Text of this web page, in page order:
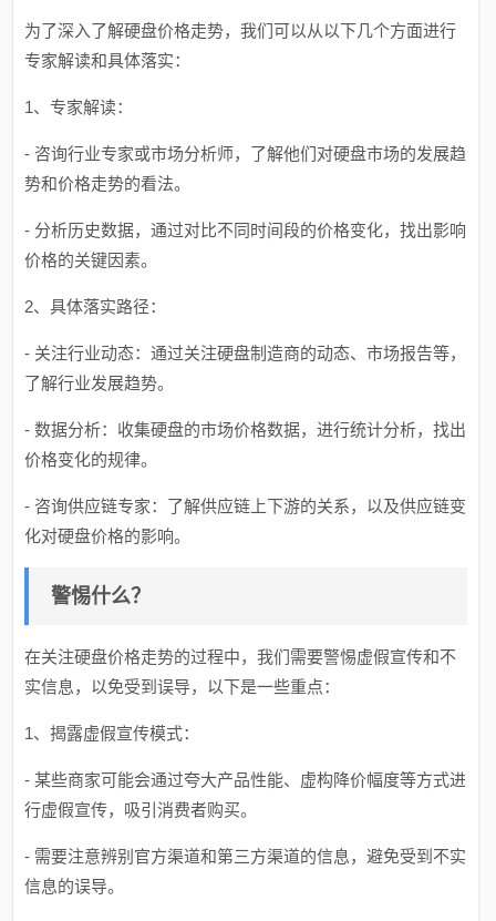
为了深入了解硬盘价格走势，我们可以从以下几个方面进行
专家解读和具体落实：
1、专家解读：
- 咨询行业专家或市场分析师，了解他们对硬盘市场的发展趋
势和价格走势的看法。
- 分析历史数据，通过对比不同时间段的价格变化，找出影响
价格的关键因素。
2、具体落实路径：
- 关注行业动态：通过关注硬盘制造商的动态、市场报告等，
了解行业发展趋势。
- 数据分析：收集硬盘的市场价格数据，进行统计分析，找出
价格变化的规律。
- 咨询供应链专家：了解供应链上下游的关系，以及供应链变
化对硬盘价格的影响。
警惕什么？
在关注硬盘价格走势的过程中，我们需要警惕虚假宣传和不
实信息，以免受到误导，以下是一些重点：
1、揭露虚假宣传模式：
- 某些商家可能会通过夸大产品性能、虚构降价幅度等方式进
行虚假宣传，吸引消费者购买。
- 需要注意辨别官方渠道和第三方渠道的信息，避免受到不实
信息的误导。